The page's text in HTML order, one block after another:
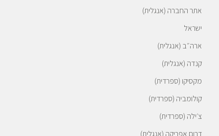
אתר החברה (אנגלית)
ישראל
ארה״ב (אנגלית)
קנדה (אנגלית)
מקסיקו (ספרדית)
קולומביה (ספרדית)
צ׳ילה (ספרדית)
דרום אפריקה (אנגלית)